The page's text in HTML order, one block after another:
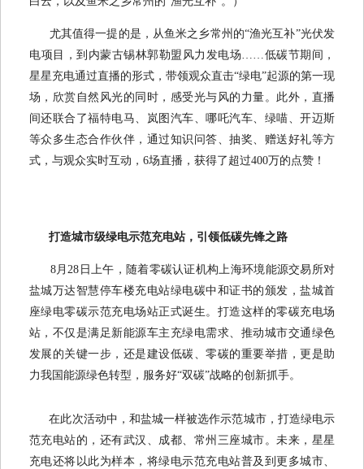
尤其值得一提的是，从鱼米之乡常州的“渔光互补”光伏发
电项目，到内蒙古锡林郭勒盟风力发电场……低碳节期间，
星星充电通过直播的形式，带领观众直击“绿电”起源的第一现
场，欣赏自然风光的同时，感受光与风的力量。此外，直播
间还联合了福特电马、岚图汽车、哪吒汽车、绿喵、开迈斯
等众多生态合作伙伴，通过知识问答、抽奖、赠送好礼等方
式，与观众实时互动，6场直播，获得了超过400万的点赞！
打造城市级绿电示范充电站，引领低碳先锋之路
8月28日上午，随着零碳认证机构上海环境能源交易所对
盐城万达智慧停车楼充电站绿电碳中和证书的颁发，盐城首
座绿电零碳示范充电场站正式诞生。打造这样的零碳充电场
站，不仅是满足新能源车主充绿电需求、推动城市交通绿色
发展的关键一步，还是建设低碳、零碳的重要举措，更是助
力我国能源绿色转型，服务好“双碳”战略的创新抓手。
在此次活动中，和盐城一样被选作示范城市，打造绿电示
范充电站的，还有武汉、成都、常州三座城市。未来，星星
充电还将以此为样本，将绿电示范充电站普及到更多城市、